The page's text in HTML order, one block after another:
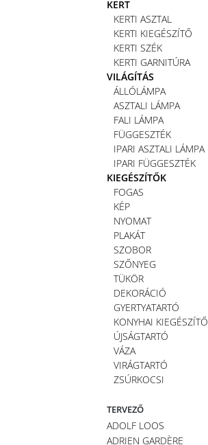
KERT
KERTI ASZTAL
KERTI KIEGÉSZÍTŐ
KERTI SZÉK
KERTI GARNITÚRA
VILÁGÍTÁS
ÁLLÓLÁMPA
ASZTALI LÁMPA
FALI LÁMPA
FÜGGESZTÉK
IPARI ASZTALI LÁMPA
IPARI FÜGGESZTÉK
KIEGÉSZÍTŐK
FOGAS
KÉP
NYOMAT
PLAKÁT
SZOBOR
SZŐNYEG
TÜKÖR
DEKORÁCIÓ
GYERTYATARTÓ
KONYHAI KIEGÉSZÍTŐ
ÚJSÁGTARTÓ
VÁZA
VIRÁGTARTÓ
ZSÚRKOCSI
TERVEZŐ
ADOLF LOOS
ADRIEN GARDÈRE